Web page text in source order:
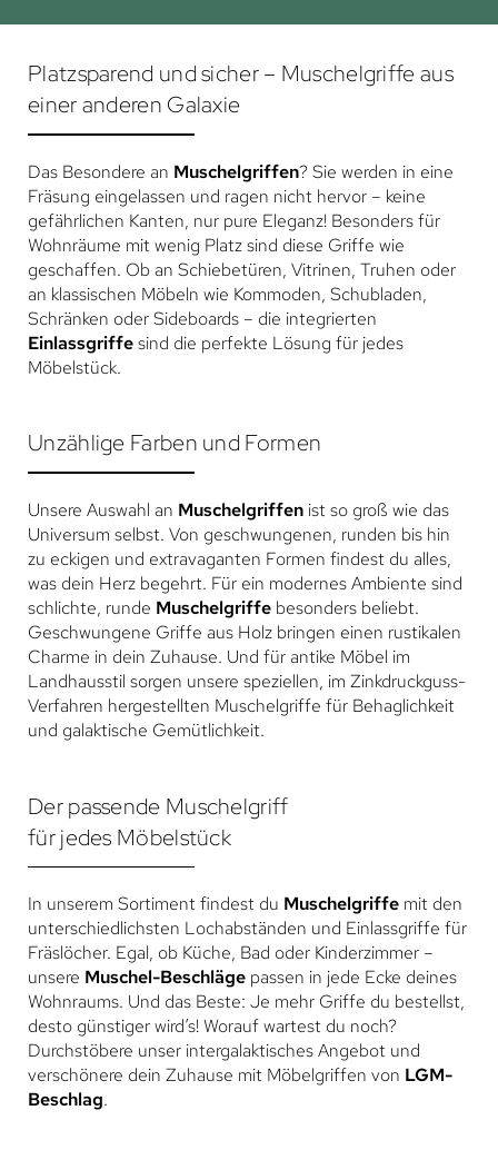
Platzsparend und sicher – Muschelgriffe aus
einer anderen Galaxie
Das Besondere an Muschelgriffen? Sie werden in eine
Fräsung eingelassen und ragen nicht hervor – keine
gefährlichen Kanten, nur pure Eleganz! Besonders für
Wohnräume mit wenig Platz sind diese Griffe wie
geschaffen. Ob an Schiebetüren, Vitrinen, Truhen oder
an klassischen Möbeln wie Kommoden, Schubladen,
Schränken oder Sideboards – die integrierten
Einlassgriffesind die perfekte Lösung für jedes
Möbelstück.
Unzählige Farben und Formen
Unsere Auswahl an Muschelgriffen ist so groß wie das
Universum selbst. Von geschwungenen, runden bis hin
zu eckigen und extravaganten Formen findest du alles,
was dein Herz begehrt. Für ein modernes Ambiente sind
schlichte, runde Muschelgriffe besonders beliebt.
Geschwungene Griffe aus Holz bringen einen rustikalen
Charme in dein Zuhause. Und für antike Möbel im
Landhausstil sorgen unsere speziellen, im Zinkdruckguss-
Verfahren hergestellten Muschelgriffe für Behaglichkeit
und galaktische Gemütlichkeit.
Der passende Muschelgriff
für jedes Möbelstück
In unserem Sortiment findest du Muschelgriffe mit den
unterschiedlichsten Lochabständen und Einlassgriffe für
Fräslöcher. Egal, ob Küche, Bad oder Kinderzimmer –
unsere Muschel-Beschläge passen in jede Ecke deines
Wohnraums. Und das Beste: Je mehr Griffe du bestellst,
desto günstiger wird’s! Worauf wartest du noch?
Durchstöbere unser intergalaktisches Angebot und
verschönere dein Zuhause mit Möbelgriffen von LGM-
Beschlag.